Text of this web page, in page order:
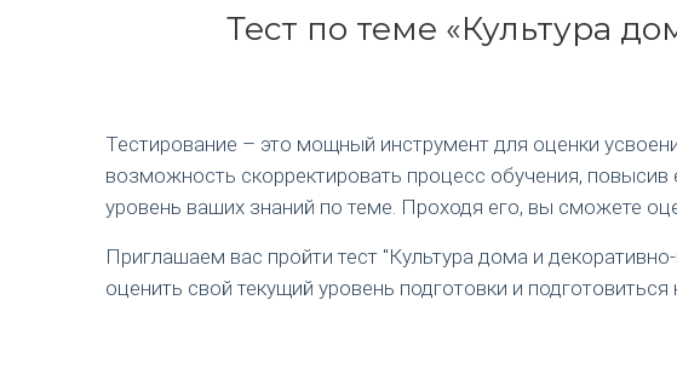
Тест по теме «Культура
Тестирование – это мощный инструмент для оценки
возможность скорректировать процесс обучения,
уровень ваших знаний по теме. Проходя его, вы сможете
Приглашаем вас пройти тест "Культура дома и
оценить свой текущий уровень подготовки и